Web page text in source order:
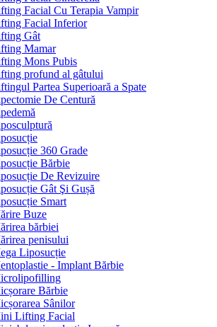
Facial Cu Terapia Vampir
Facial Inferior
Gât
Mamar
Mons Pubis
profund al gâtului
Partea Superioară a Spate
De Centură
360 Grade
Bărbie
De Revizuire
Gât Şi Gușă
Smart
Buze
bărbiei
penisului
Liposucție
- Implant Bărbie
Bărbie
Sânilor
Lifting Facial